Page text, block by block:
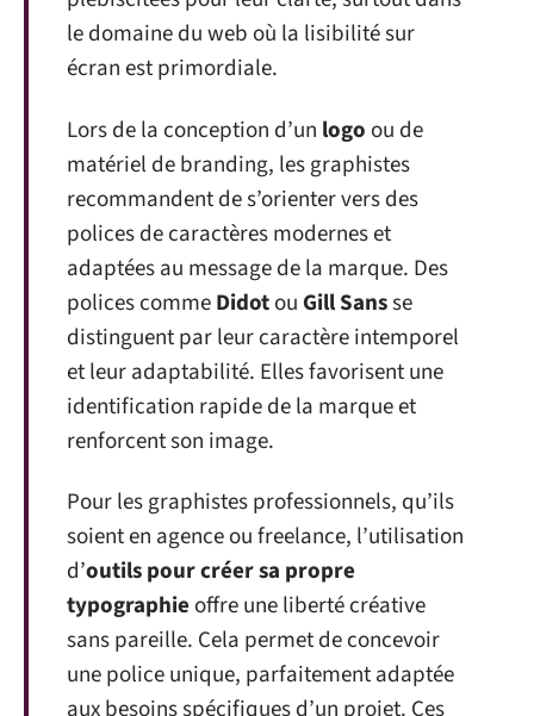
le domaine du web où la lisibilité sur
écran est primordiale.
Lors de la conception d’un logo ou de
matériel de branding, les graphistes
recommandent de s’orienter vers des
polices de caractères modernes et
adaptées au message de la marque. Des
polices commeDidotou Gill Sansse
distinguent par leur caractère intemporel
et leur adaptabilité. Elles favorisent une
identification rapide de la marque et
renforcent son image.
Pour les graphistes professionnels, qu’ils
soient en agence ou freelance, l’utilisation
d’outils pour créer sa propre
typographie offre une liberté créative
sans pareille. Cela permet de concevoir
une police unique, parfaitement adaptée
aux besoins spécifiques d’un projet. Ces